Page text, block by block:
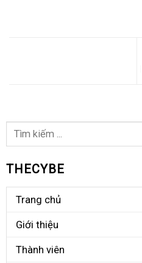
THECYBE
Trang chủ
Giới thiệu
Thành viên